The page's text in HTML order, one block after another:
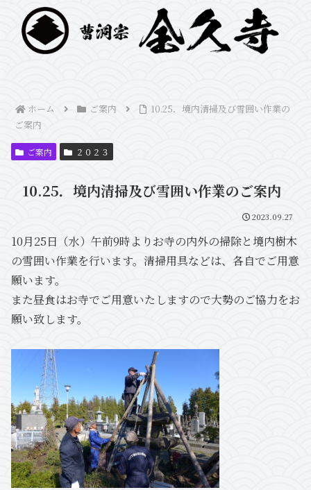
ホーム ご案内
10.25．境内清掃及び雪囲い作業の
ご案内
ご案内 ２０２３
10.25．境内清掃及び雪囲い作業のご案内
2023.09.27
10月25日（水）午前9時よりお寺の内外の掃除と境内樹木
の雪囲い作業を行います。清掃用具などは、各自でご用意
願います。
また昼食はお寺でご用意いたしますので大勢のご協力をお
願い致します。